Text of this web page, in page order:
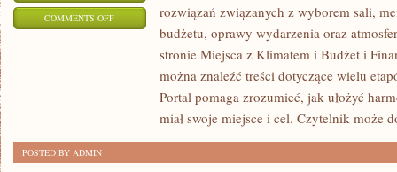
COMMENTS OFFON
DEKORACJE
ARANŻACJE
rozwiązań związanych z wyborem sali,
budżetu, oprawy wydarzenia oraz
stronie Miejsca z Klimatem i Budżet i
można znaleźć treści dotyczące wielu
Portal pomaga zrozumieć, jak ułożyć
miał swoje miejsce i cel. Czytelnik może
POSTED BY ADMIN